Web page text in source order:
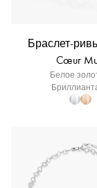
Браслет-
Cœur
Белое